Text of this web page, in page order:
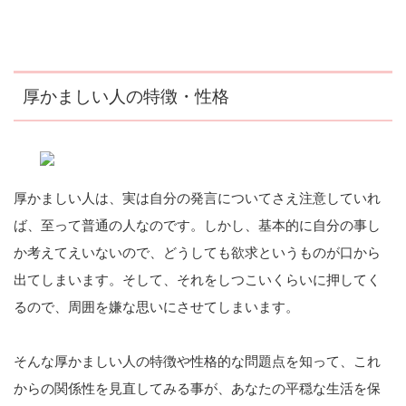
厚かましい人の特徴・性格
厚かましい人は、実は自分の発言についてさえ注意していれ
ば、至って普通の人なのです。しかし、基本的に自分の事し
か考えてえいないので、どうしても欲求というものが口から
出てしまいます。そして、それをしつこいくらいに押してく
るので、周囲を嫌な思いにさせてしまいます。
そんな厚かましい人の特徴や性格的な問題点を知って、これ
からの関係性を見直してみる事が、あなたの平穏な生活を保